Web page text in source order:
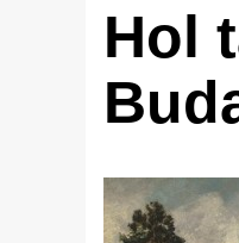
Hol